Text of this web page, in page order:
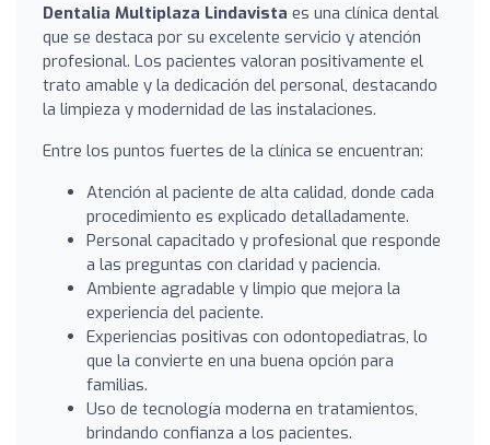
Dentalia Multiplaza Lindavista es una clínica dental
que se destaca por su excelente servicio y atención
profesional. Los pacientes valoran positivamente el
trato amable y la dedicación del personal, destacando
la limpieza y modernidad de las instalaciones.
Entre los puntos fuertes de la clínica se encuentran:
Atención al paciente de alta calidad, donde cada
procedimiento es explicado detalladamente.
Personal capacitado y profesional que responde
a las preguntas con claridad y paciencia.
Ambiente agradable y limpio que mejora la
experiencia del paciente.
Experiencias positivas con odontopediatras, lo
que la convierte en una buena opción para
familias.
Uso de tecnología moderna en tratamientos,
brindando confianza a los pacientes.